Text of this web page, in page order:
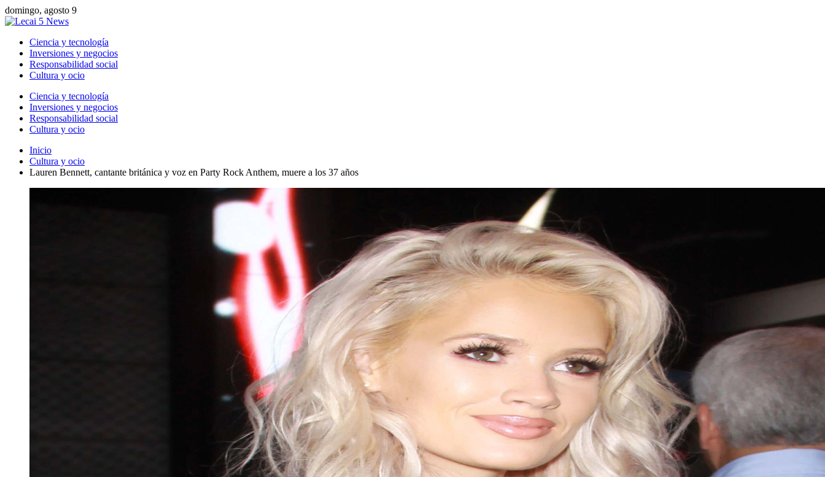
domingo, agosto 9
Ciencia y tecnología
Inversiones y negocios
Responsabilidad social
Cultura y ocio
Ciencia y tecnología
Inversiones y negocios
Responsabilidad social
Cultura y ocio
Inicio
Cultura y ocio
Lauren Bennett, cantante británica y voz en Party Rock Anthem, muere a los 37 años